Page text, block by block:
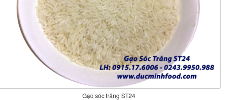
Gạo sóc trăng ST24